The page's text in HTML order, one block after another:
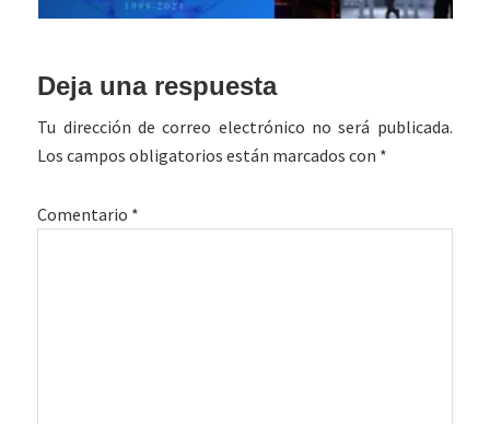
Interacciones
con
los
Deja una respuesta
Tu dirección de correo electrónico no será publicada.
Los campos obligatorios están marcados con *
Comentario *